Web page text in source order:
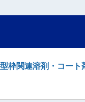
型枠関連溶剤・コート